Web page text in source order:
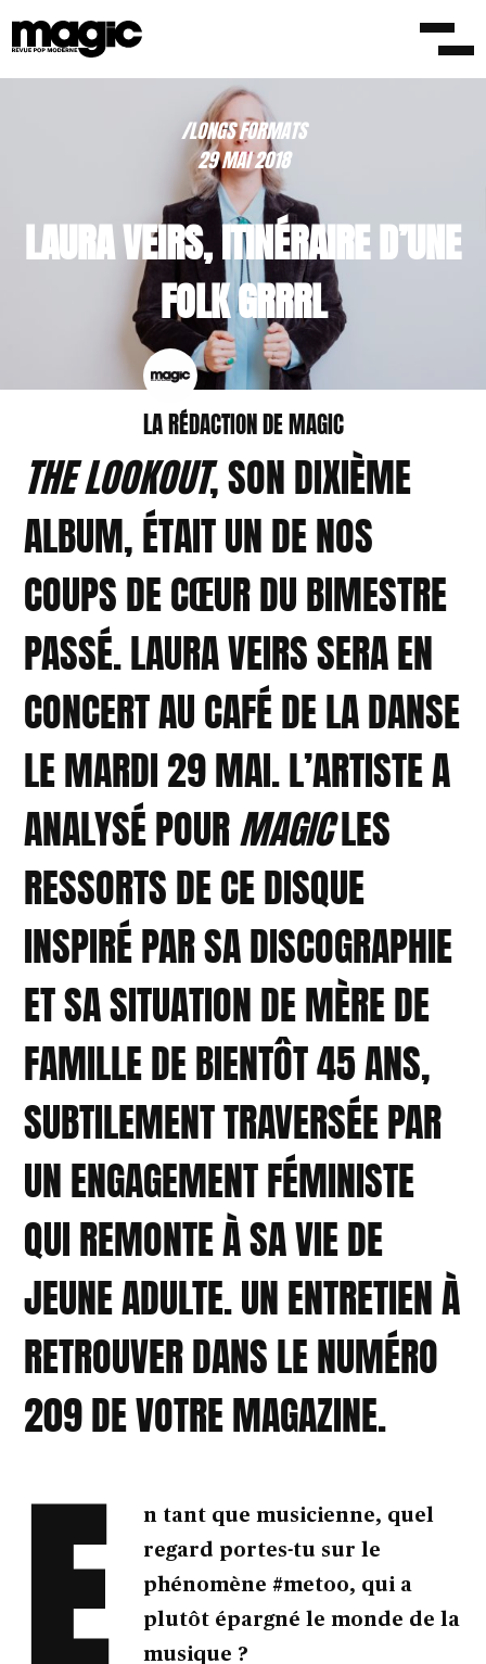
/LONGS FORMATS
29 MAI 2018
LAURA VEIRS, ITINÉRAIRE D’UNE
FOLK GRRRL
LA RÉDACTION DE MAGIC
THE LOOKOUT, SON DIXIÈME
ALBUM, ÉTAIT UN DE NOS
COUPS DE CŒUR DU BIMESTRE
PASSÉ. LAURA VEIRS SERA EN
CONCERT AU CAFÉ DE LA DANSE
LE MARDI 29 MAI. L’ARTISTE A
ANALYSÉ POURMAGICLES
RESSORTS DE CE DISQUE
INSPIRÉ PAR SA DISCOGRAPHIE
ET SA SITUATION DE MÈRE DE
FAMILLE DE BIENTÔT 45 ANS,
SUBTILEMENT TRAVERSÉE PAR
UN ENGAGEMENT FÉMINISTE
QUI REMONTE À SA VIE DE
JEUNE ADULTE. UN ENTRETIEN À
RETROUVER DANS LE NUMÉRO
209 DE VOTRE MAGAZINE.
E
n tant que musicienne, quel
regard portes-tu sur le
phénomène #metoo, qui a
plutôt épargné le monde de la
musique ?